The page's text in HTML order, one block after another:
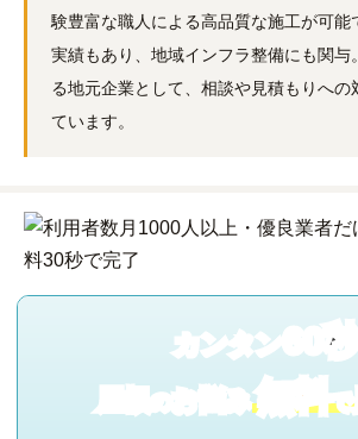
験豊富な職人による高品質な施工が可能
実績もあり、地域インフラ整備にも関与
る地元企業として、相談や見積もりへの
ています。
カンタン60
屋根 の お悩み無料で